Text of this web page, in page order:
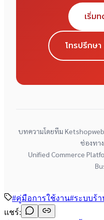
เริ่ม
โทรปรึกษ
บทความโดยทีม
ช่องทา
Unified Commerce
#คู่มือการใช้งาน#ระบบร้
แชร์: